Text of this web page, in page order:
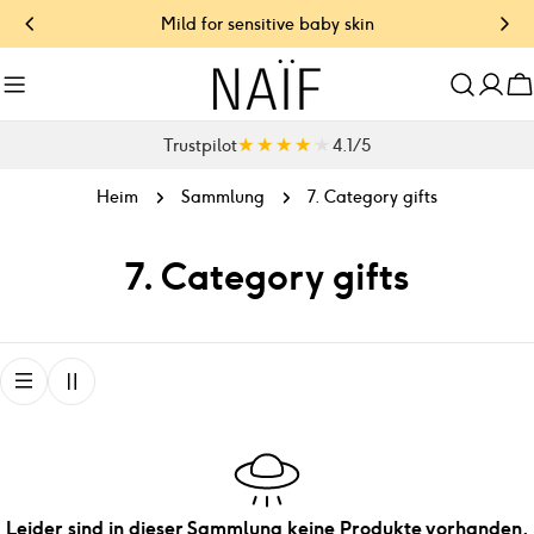
Zum
Mild for sensitive baby skin
Trustpilot★★★★★
★★★★★ 4.1 / 5
Heim Sammlung 7. Category gifts
S
7. Category gifts
Leider sind in dieser Sammlung keine Produkte vorhanden.